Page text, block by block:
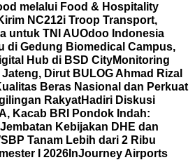
melalui Food & Hospitality
NC212i Troop Transport,
untuk TNI AUOdoo Indonesia
di Gedung Biomedical Campus,
Hub di BSD CityMonitoring
Dirut BULOG Ahmad Rizal
Beras Nasional dan Perkuat
RakyatHadiri Diskusi
Kacab BRI Pondok Indah:
Kebijakan DHE dan
Tanam Lebih dari 2 Ribu
I 2026 InJourney Airports